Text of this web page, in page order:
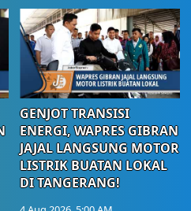
GENJOT TRANSISI
ENERGI, WAPRES GIBRAN
JAJAL LANGSUNG MOTOR
LISTRIK BUATAN LOKAL
DI TANGERANG!